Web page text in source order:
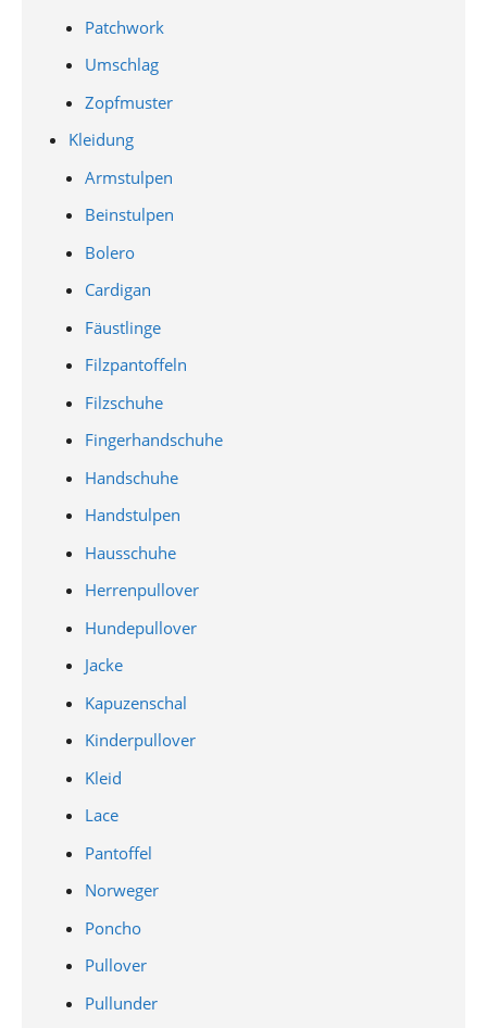
Patchwork
Umschlag
Zopfmuster
Kleidung
Armstulpen
Beinstulpen
Bolero
Cardigan
Fäustlinge
Filzpantoffeln
Filzschuhe
Fingerhandschuhe
Handschuhe
Handstulpen
Hausschuhe
Herrenpullover
Hundepullover
Jacke
Kapuzenschal
Kinderpullover
Kleid
Lace
Pantoffel
Norweger
Poncho
Pullover
Pullunder